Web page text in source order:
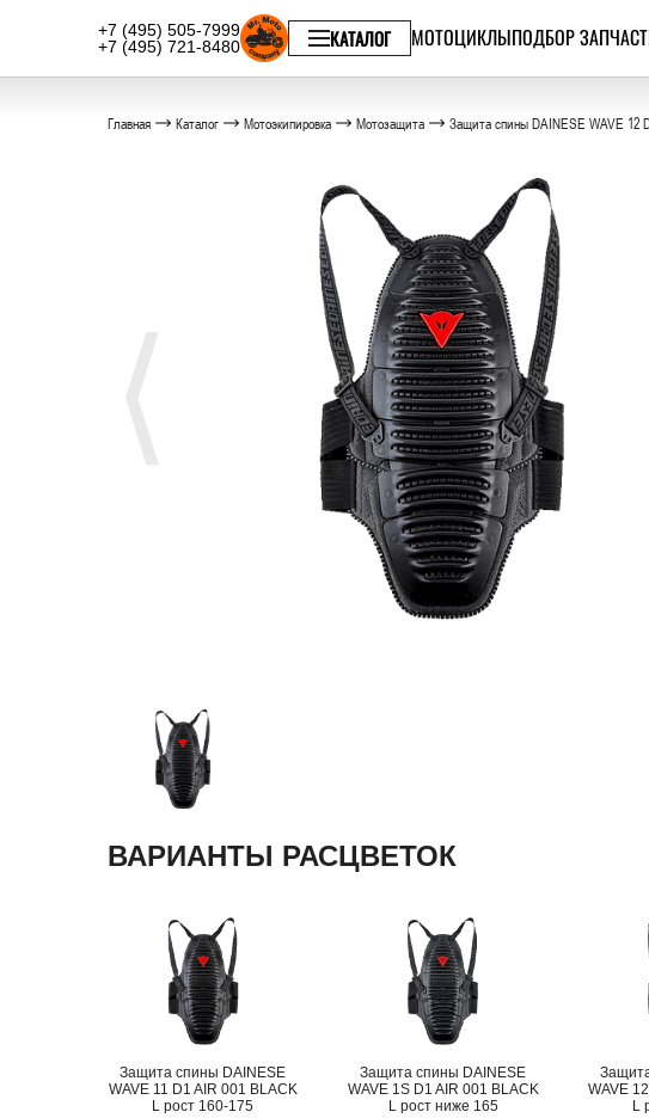
+7 (495) 505-7999
+7 (495) 721-8480
КАТАЛОГ МОТОЦИКЛЫПОДБОР
Главная Каталог Мотоэкипировка Мотозащита Защита спины DAINESE WAVE 12
ВАРИАНТЫ РАСЦВЕТОК
Защита спины DAINESE
WAVE 11 D1 AIR 001 BLACK
L рост 160-175
Защита спины DAINESE
WAVE 1S D1 AIR 001 BLACK
L рост ниже 165
WAVE
L